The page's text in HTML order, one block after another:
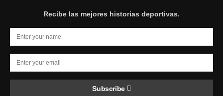
Recibe las mejores historias deportivas.
Subscribe